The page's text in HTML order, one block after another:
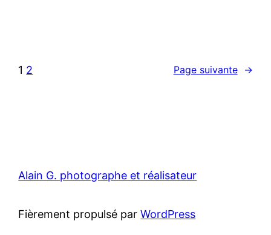
1 2 Page suivante →
Alain G. photographe et réalisateur
Fièrement propulsé parWordPress